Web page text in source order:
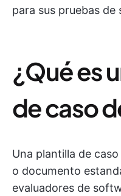
para sus pruebas de
¿Qué es
de caso
Una plantilla de
o documento
evaluadores de